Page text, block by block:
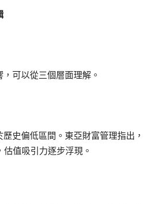
可以從三個層面理解。
史偏低區間。東亞財富管理指出，
值吸引力逐步浮現。